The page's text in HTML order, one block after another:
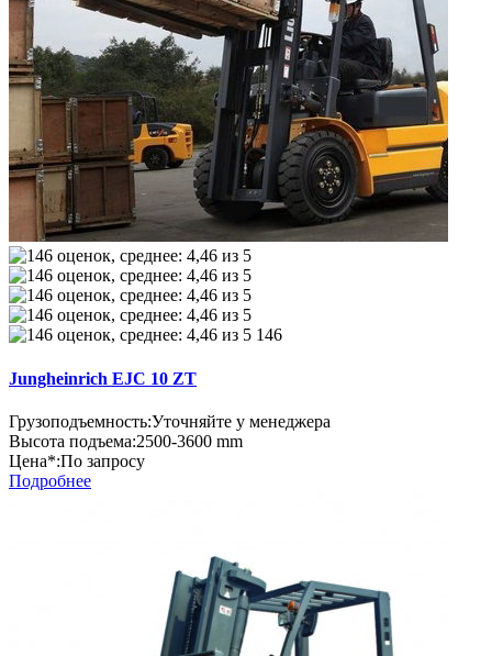
146
Jungheinrich EJC 10 ZT
Грузоподъемность:Уточняйте у менеджера
Высота подъема:2500-3600 mm
Цена*:По запросу
Подробнее